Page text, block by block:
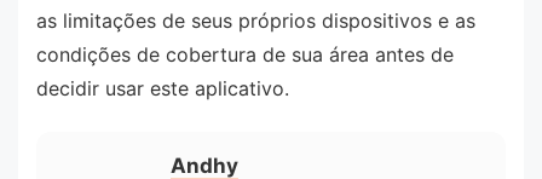
as limitações de seus próprios dispositivos e as
condições de cobertura de sua área antes de
decidir usar este aplicativo.
Andhy